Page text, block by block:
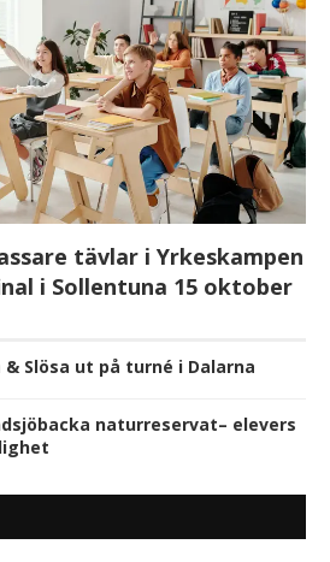
tävlar i Yrkeskampen
i Sollentuna 15 oktober
& Slösa ut på turné i Dalarna
naturreservat– elevers